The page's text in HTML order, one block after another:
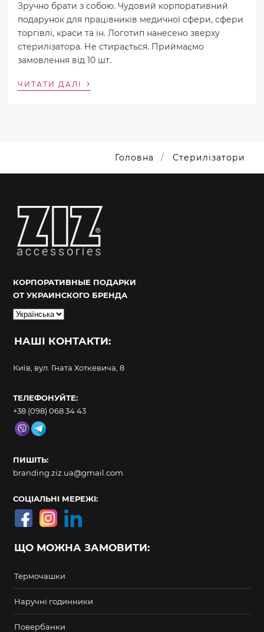
Зручно брати з собою. Чудовий корпоративний
подарунок для працівників медичної сфери, сфери
торгівлі, краси та ін. Логотип нанесено зверху
стерилізатора. Не стирається. Приймаємо
замовлення від 10 шт.
ЧИТАТИ ДАЛІ ›
Головна Стерилізатори
КОРПОРАТИВНЫЕ ПОДАРКИ
ОТ УКРАИНСКОГО БРЕНДА
Вибрати
НАШІ КОНТАКТИ:
Київ, вул. Гната Хоткевича, 8
ТЕЛЕФОНУЙТЕ:
+38 (098) 068 34 43
ПИШІТЬ:
branding.ziz.ua@gmail.com
СОЦІАЛЬНІ МЕРЕЖІ:
ЩО МОЖНА ЗАМОВИТИ:
Термочашки
Наручні годинники
Повербанки